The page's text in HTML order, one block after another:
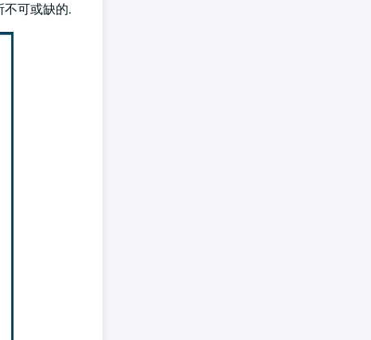
可或缺的.